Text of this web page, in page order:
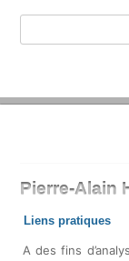
Pierre-Alain
Liens pratiques
Mon Compte
A des fins